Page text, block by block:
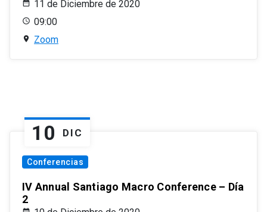
11 de Diciembre de 2020
09:00
Zoom
10 DIC
Conferencias
IV Annual Santiago Macro Conference – Día
2